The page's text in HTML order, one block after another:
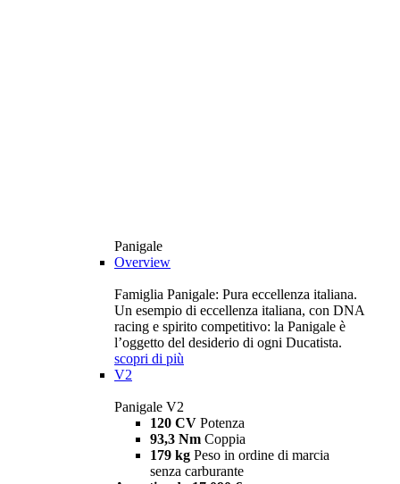
Panigale
Overview
Famiglia Panigale: Pura eccellenza italiana.
Un esempio di eccellenza italiana, con DNA
racing e spirito competitivo: la Panigale è
l’oggetto del desiderio di ogni Ducatista.
scopri di più
V2
Panigale V2
120 CV Potenza
93,3 Nm Coppia
179 kg Peso in ordine di marcia
senza carburante